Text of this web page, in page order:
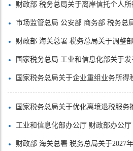
财政部 税务总局关于离岸信托个人所得税
市场监管总局 公安部 商务部 税务总局关于综合治理加油机作弊常态化监
财政部 海关总署 税务总局关于调整部分电池消费
国家税务总局 工业和信息化部关于发布《免征车辆购置税的设有固定装置的非运输专用作业车
国家税务总局关于企业重组业务所得税处理有关
国家税务总局关于优化离境退税服务推动政策
工业和信息化部办公厅 财政部办公厅 税务总局办公厅关于做好科技型企业孵化器相
财政部 海关总署 税务总局关于2027年第33届世界大学生冬季运动